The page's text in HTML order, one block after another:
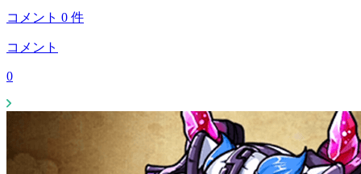
コメント 0 件
コメント
0